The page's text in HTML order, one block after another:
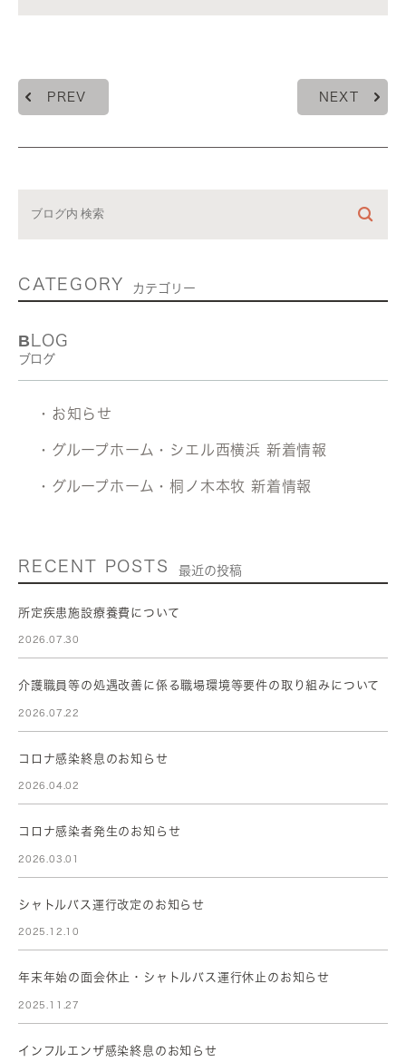
PREV NEXT
CATEGORY カテゴリー
BLOG
ブログ
・お知らせ
・グループホーム・シエル西横浜 新着情報
・グループホーム・桐ノ木本牧 新着情報
RECENT POSTS 最近の投稿
所定疾患施設療養費について
2026.07.30
介護職員等の処遇改善に係る職場環境等要件の取り組みについて
2026.07.22
コロナ感染終息のお知らせ
2026.04.02
コロナ感染者発生のお知らせ
2026.03.01
シャトルバス運行改定のお知らせ
2025.12.10
年末年始の面会休止・シャトルバス運行休止のお知らせ
2025.11.27
インフルエンザ感染終息のお知らせ